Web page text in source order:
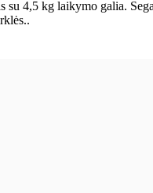
su 4,5 kg laikymo galia.